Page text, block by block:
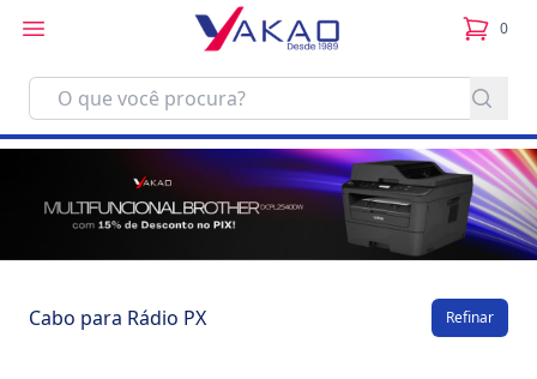
0
itens
Cabo para Rádio PX Refinar